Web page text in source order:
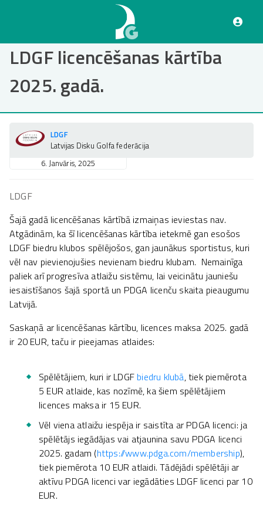
saturu
LDGF licencēšanas kārtība
2025. gadā.
LDGF
Latvijas Disku Golfa federācija
6. Janvāris, 2025
LDGF
Šajā gadā licencēšanas kārtībā izmaiņas ieviestas nav.
Atgādinām, ka šī licencēšanas kārtība ietekmē gan esošos
LDGF biedru klubos spēlējošos, gan jaunākus sportistus, kuri
vēl nav pievienojušies nevienam biedru klubam. Nemainīga
paliek arī progresīva atlaižu sistēmu, lai veicinātu jauniešu
iesaistīšanos šajā sportā un PDGA licenču skaita pieaugumu
Latvijā.
Saskaņā ar licencēšanas kārtību, licences maksa 2025. gadā
ir 20 EUR, taču ir pieejamas atlaides:
Spēlētājiem, kuri ir LDGF biedru klubā, tiek piemērota
5 EUR atlaide, kas nozīmē, ka šiem spēlētājiem
licences maksa ir 15 EUR.
Vēl viena atlaižu iespēja ir saistīta ar PDGA licenci: ja
spēlētājs iegādājas vai atjaunina savu PDGA licenci
2025. gadam (https://www.pdga.com/membership),
tiek piemērota 10 EUR atlaidi. Tādējādi spēlētāji ar
aktīvu PDGA licenci var iegādāties LDGF licenci par 10
EUR.